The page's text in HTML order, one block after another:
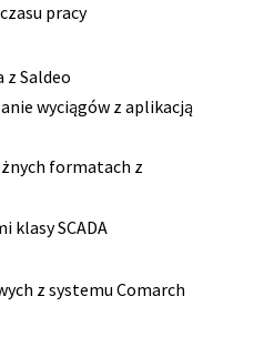
pracy
z Saldeo
wyciągów z aplikacją
formatach z
klasy SCADA
z systemu Comarch